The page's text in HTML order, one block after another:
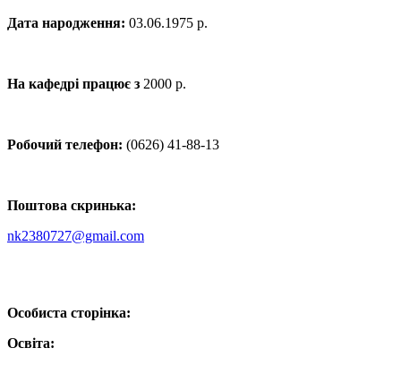
Дата народження: 03.06.1975 р.
На кафедрі працює з 2000 р.
Робочий телефон: (0626) 41-88-13
Поштова скринька:
nk2380727@gmail.com
Особиста сторінка:
Освіта: